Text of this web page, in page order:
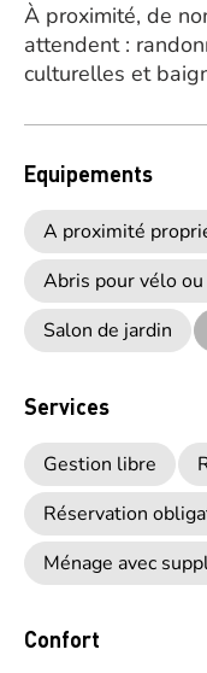
À proximité, de
attendent :
culturelles et
Equipements
A proximité
Abris pour vélo
Salon de jardin
Services
Gestion libre
Réservation
Ménage avec
Confort